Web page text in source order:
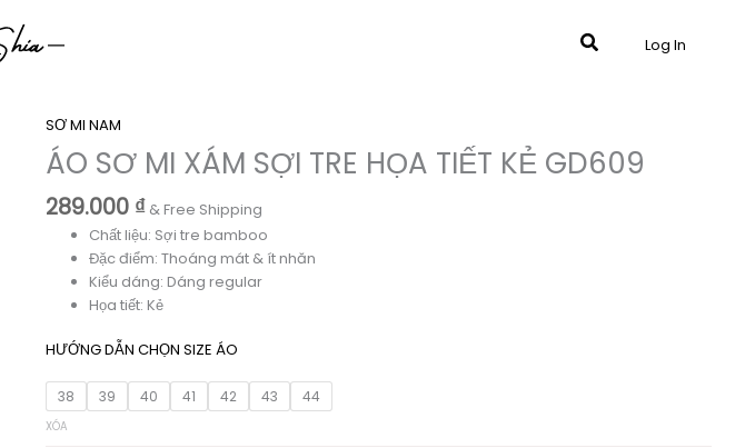
Tìm
Log In
SƠ MI NAM
ÁO SƠ MI XÁM SỢI TRE HỌA TIẾT KẺ GD609
289.000 ₫ & Free Shipping
Chất liệu: Sợi tre bamboo
Đặc điểm: Thoáng mát & ít nhăn
Kiểu dáng: Dáng regular
Họa tiết: Kẻ
HƯỚNG DẪN CHỌN SIZE ÁO
38 39 40 41 42 43 44
XÓA